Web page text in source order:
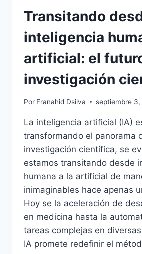
Transitando
inteligencia
artificial: el
investigación
Por Franahid Dsilva septiembre
La inteligencia artificial (IA)
transformando el panorama
investigación científica, se
estamos transitando desde
humana a la artificial de
inimaginables hace apenas
Hoy se la aceleración de
en medicina hasta la
tareas complejas en
IA promete redefinir el